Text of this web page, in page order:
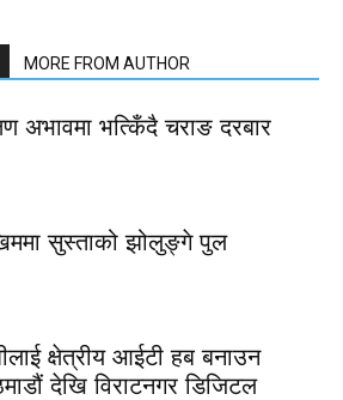
MORE FROM AUTHOR
अभावमा भत्किँदै चराङ दरबार
सुस्ताको झोलुङ्गे पुल
क्षेत्रीय आईटी हब बनाउन
देखि विराटनगर डिजिटल